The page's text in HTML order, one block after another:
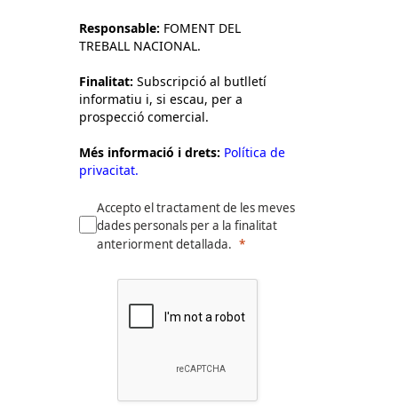
Responsable: FOMENT DEL
TREBALL NACIONAL.
Finalitat: Subscripció al butlletí
informatiu i, si escau, per a
prospecció comercial.
Més informació i drets: Política de
privacitat.
Accepto el tractament de les meves
dades personals per a la finalitat
anteriorment detallada.